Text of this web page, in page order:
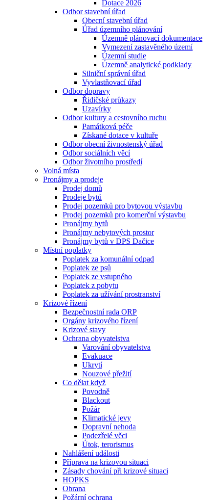
Dotace 2026
Odbor stavební úřad
Obecní stavební úřad
Úřad územního plánování
Územně plánovací dokumentace
Vymezení zastavěného území
Územní studie
Územně analytické podklady
Silniční správní úřad
Vyvlastňovací úřad
Odbor dopravy
Řidičské průkazy
Uzavírky
Odbor kultury a cestovního ruchu
Památková péče
Získané dotace v kultuře
Odbor obecní živnostenský úřad
Odbor sociálních věcí
Odbor životního prostředí
Volná místa
Pronájmy a prodeje
Prodej domů
Prodeje bytů
Prodej pozemků pro bytovou výstavbu
Prodej pozemků pro komerční výstavbu
Pronájmy bytů
Pronájmy nebytových prostor
Pronájmy bytů v DPS Dačice
Místní poplatky
Poplatek za komunální odpad
Poplatek ze psů
Poplatek ze vstupného
Poplatek z pobytu
Poplatek za užívání prostranství
Krizové řízení
Bezpečnostní rada ORP
Orgány krizového řízení
Krizové stavy
Ochrana obyvatelstva
Varování obyvatelstva
Evakuace
Ukrytí
Nouzové přežití
Co dělat když
Povodně
Blackout
Požár
Klimatické jevy
Dopravní nehoda
Podezřelé věci
Útok, terorismus
Nahlášení události
Příprava na krizovou situaci
Zásady chování při krizové situaci
HOPKS
Obrana
Požární ochrana